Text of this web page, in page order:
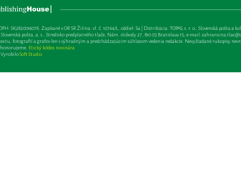
SK2820016078, Zapísané v OR SR Žilina: vl. č. 10764/L, oddiel: Sa | Distribúcia: TOPAS, s. r. o., Slovenská pošta a
pošta, a. s., Stredisko predplatného tlače, Nám. slobody 27, 810 05 Bratislava 15, e-mail:
fotografií a grafov len s výhradným a predchádzajúcim súhlasom vedenia redakcie. Nevyžiadané rukopisy
Etický kódex novinára
VyrobiloSoft Studio